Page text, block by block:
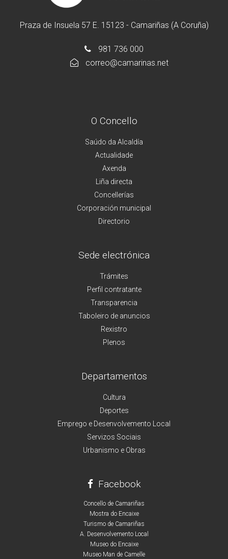
Praza de Insuela 57 E. 15123 - Camariñas (A Coruña)
981 736 000
correo@camarinas.net
O Concello
Saúdo da Alcaldía
Actualidade
Axenda
Liña directa
Concellerías
Corporación municipal
Directorio
Sede electrónica
Trámites
Perfil contratante
Transparencia
Taboleiro de anuncios
Rexistro
Plenos
Departamentos
Cultura
Deportes
Emprego e Desenvolvemento Local
Servizos Sociais
Urbanismo e Obras
Facebook
Concello de Camariñas
Mostra do Encaixe
Turismo de Camariñas
A. Desenvolvemento Local
Museo do Encaixe
Museo Man de Camelle